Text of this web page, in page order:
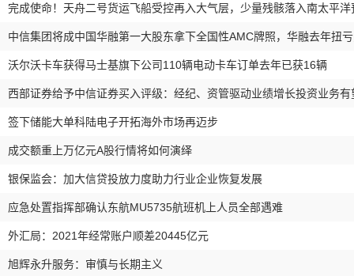
完成使命！天舟二号货运飞船受控再入大气层，少量残骸落入南太平洋
中信集团将成中国华融第一大股东拿下全国性AMC牌照，华融去年扭
沃尔沃卡车获得马士基旗下公司110辆电动卡车订单去年已获16辆
西部证券给予中信证券买入评级：经纪、资管驱动业绩增长投资业务
签下储能大单科陆电子开拓海外市场再迈步
成交额重上万亿元A股行情将如何演绎
银保监会：加大信贷投放力度助力行业企业恢复发展
应急处置指挥部确认东航MU5735航班机上人员全部遇难
外汇局：2021年经常账户顺差20445亿元
旭辉永升服务：审慎与长期主义